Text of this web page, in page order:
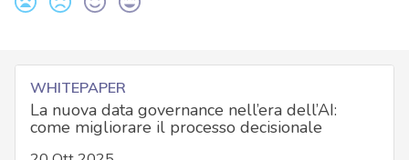
WHITEPAPER
La nuova data governance nell’era dell’AI:
come migliorare il processo decisionale